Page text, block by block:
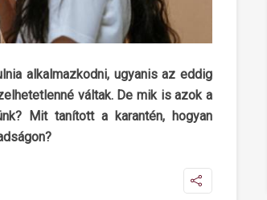
alkalmazkodni, ugyanis az eddig
váltak. De mik is azok a
Mit tanított a karantén, hogyan